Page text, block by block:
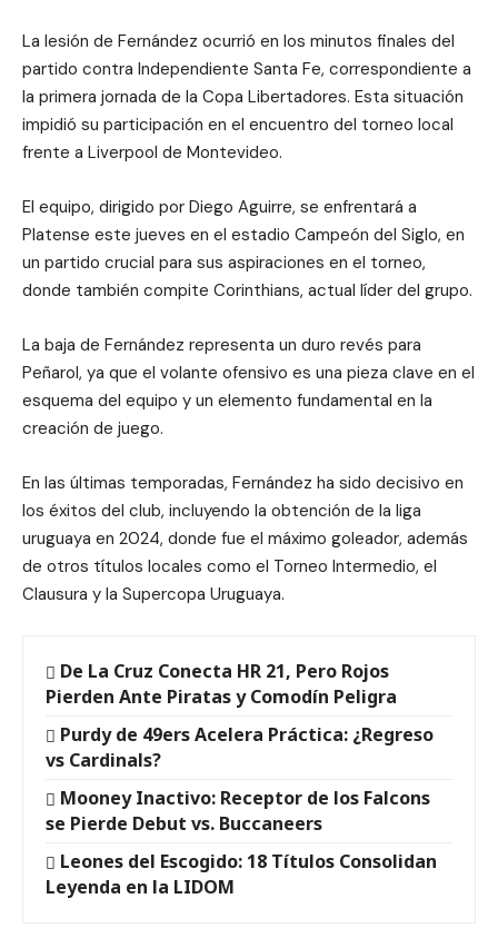
La lesión de Fernández ocurrió en los minutos finales del
partido contra Independiente Santa Fe, correspondiente a
la primera jornada de la Copa Libertadores. Esta situación
impidió su participación en el encuentro del torneo local
frente a Liverpool de Montevideo.
El equipo, dirigido por Diego Aguirre, se enfrentará a
Platense este jueves en el estadio Campeón del Siglo, en
un partido crucial para sus aspiraciones en el torneo,
donde también compite Corinthians, actual líder del grupo.
La baja de Fernández representa un duro revés para
Peñarol, ya que el volante ofensivo es una pieza clave en el
esquema del equipo y un elemento fundamental en la
creación de juego.
En las últimas temporadas, Fernández ha sido decisivo en
los éxitos del club, incluyendo la obtención de la liga
uruguaya en 2024, donde fue el máximo goleador, además
de otros títulos locales como el Torneo Intermedio, el
Clausura y la Supercopa Uruguaya.
De La Cruz Conecta HR 21, Pero Rojos
Pierden Ante Piratas y Comodín Peligra
Purdy de 49ers Acelera Práctica: ¿Regreso
vs Cardinals?
Mooney Inactivo: Receptor de los Falcons
se Pierde Debut vs. Buccaneers
Leones del Escogido: 18 Títulos Consolidan
Leyenda en la LIDOM